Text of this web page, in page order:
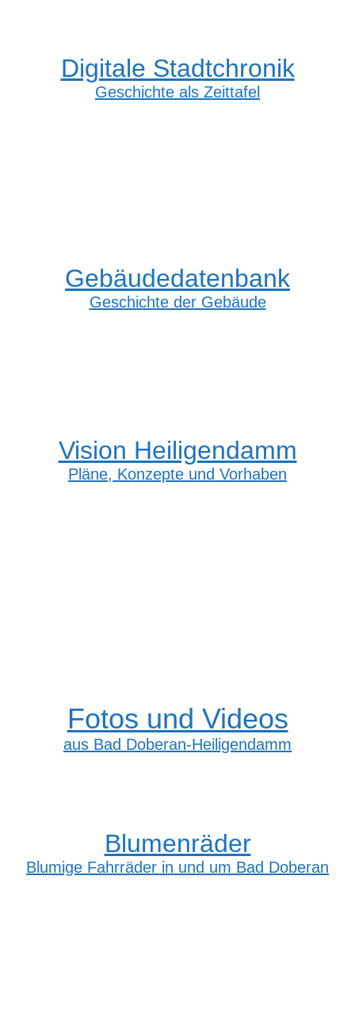
Digitale Stadtchronik
Geschichte als Zeittafel
Gebäudedatenbank
Geschichte der Gebäude
Vision Heiligendamm
Pläne, Konzepte und Vorhaben
Fotos und Videos
aus Bad Doberan-Heiligendamm
Blumenräder
Blumige Fahrräder in und um Bad Doberan